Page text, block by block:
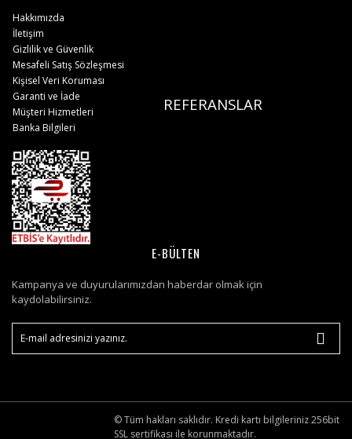
Hakkımızda
İletişim
Gizlilik ve Güvenlik
Mesafeli Satış Sözleşmesi
Kişisel Veri Koruması
REFERANSLAR
Garanti ve İade
Müşteri Hizmetleri
Banka Bilgileri
E-BÜLTEN
Kampanya ve duyurularımızdan haberdar olmak için
kaydolabilirsiniz.
© Tüm hakları saklıdır. Kredi kartı bilgileriniz 256bit
SSL sertifikası ile korunmaktadır.